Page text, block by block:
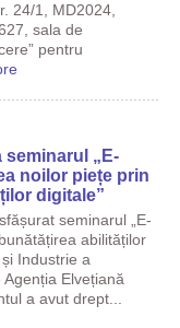
24/1, MD2024,
sala de
pentru
seminarul „E-
noilor piețe prin
digitale”
seminarul „E-
abilităților
Industrie a
Elvețiană
a avut drept...